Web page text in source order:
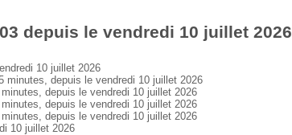
depuis le vendredi 10 juillet 2026
10 juillet 2026
minutes, depuis le vendredi 10 juillet 2026
depuis le vendredi 10 juillet 2026
depuis le vendredi 10 juillet 2026
depuis le vendredi 10 juillet 2026
10 juillet 2026